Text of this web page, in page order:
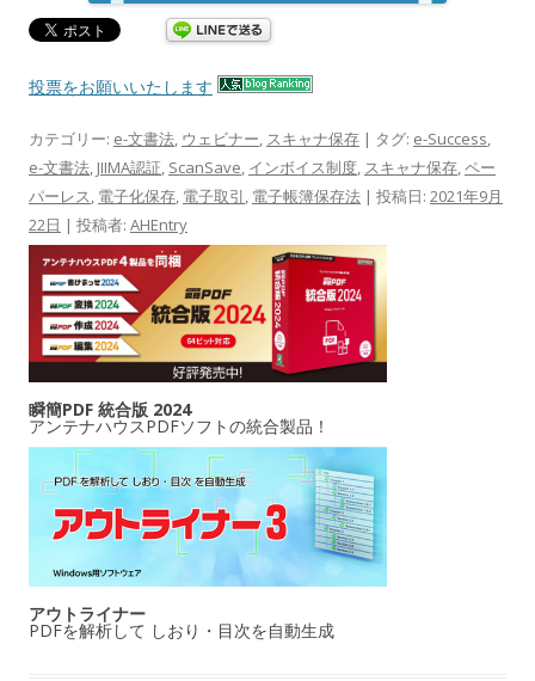
投票をお願いいたします
カテゴリー: e-文書法, ウェビナー, スキャナ保存 | タグ: e-Success,
e-文書法, JIIMA認証, ScanSave, インボイス制度, スキャナ保存,ペー
パーレス, 電子化保存, 電子取引, 電子帳簿保存法 | 投稿日: 2021年9月
22日 | 投稿者: AHEntry
瞬簡PDF 統合版 2024
アンテナハウスPDFソフトの統合製品！
アウトライナー
PDFを解析して しおり・目次を自動生成